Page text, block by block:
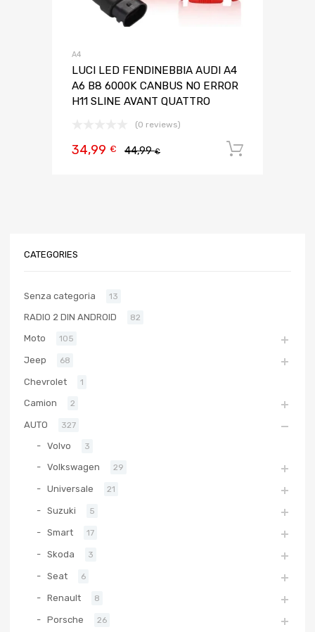
A4
LUCI LED FENDINEBBIA AUDI A4
A6 B8 6000K CANBUS NO ERROR
H11 SLINE AVANT QUATTRO
(0 reviews)
44,99€
34,99 €
CATEGORIES
Senza categoria 13
RADIO 2 DIN ANDROID 82
Moto 105
Jeep 68
Chevrolet 1
Camion 2
AUTO 327
Volvo 3
Volkswagen 29
Universale 21
Suzuki 5
Smart 17
Skoda 3
Seat 6
Renault 8
Porsche 26